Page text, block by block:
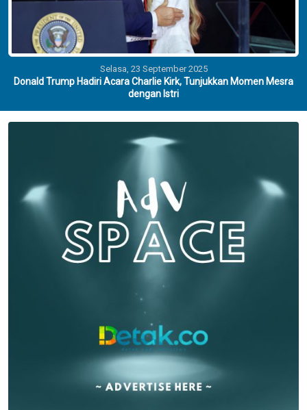
Selasa, 23 September 2025
Donald Trump Hadiri Acara Charlie Kirk, Tunjukkan Momen Mesra
dengan Istri